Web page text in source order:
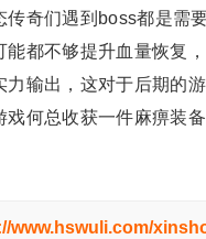
奇们遇到boss都是需
都不够提升血量恢复
输出，这对于后期的
戏何总收获一件麻痹装
www.hswuli.com/